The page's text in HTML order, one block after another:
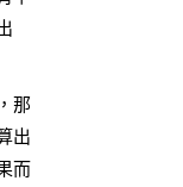
那
出
而